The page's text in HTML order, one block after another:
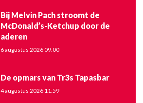
Bij Melvin Pach stroomt de
McDonald’s-Ketchup door de
aderen
6 augustus 2026 09:00
De opmars van Tr3s Tapasbar
4 augustus 2026 11:59